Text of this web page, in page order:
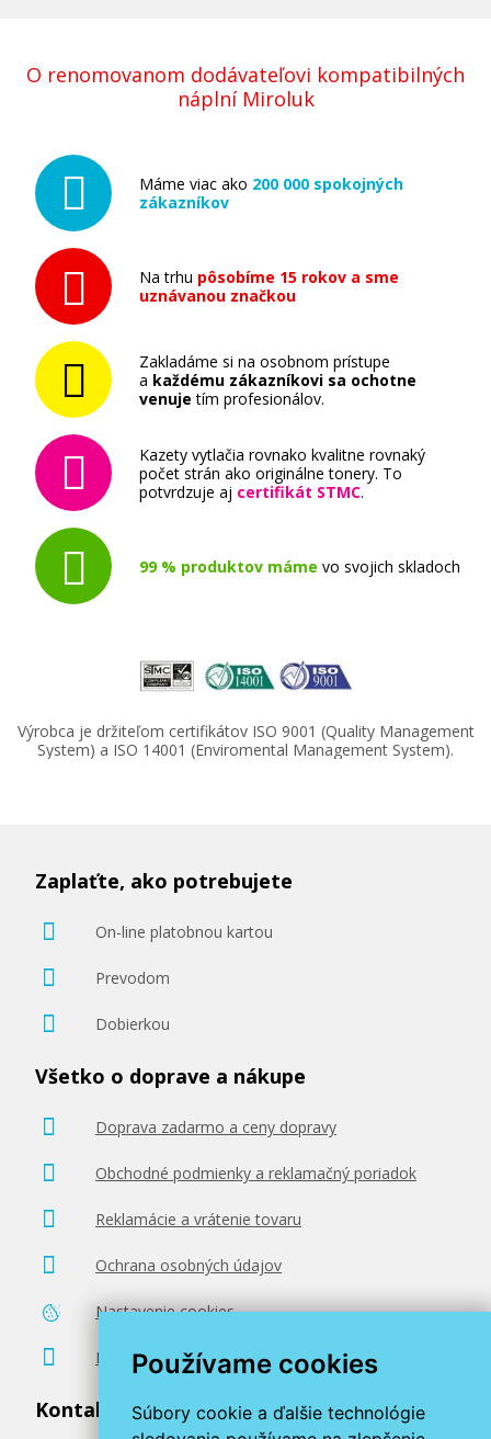
Používame cookies
Súbory cookie a ďalšie technológie
O renomovanom dodávateľovi kompatibilných
náplní Miroluk
Máme viac ako 200 000 spokojných
zákazníkov
Na trhu pôsobíme 15 rokov a sme
uznávanou značkou
Zakladáme si na osobnom prístupe
a každému zákazníkovi sa ochotne
venuje tím profesionálov.
Kazety vytlačia rovnako kvalitne rovnaký
počet strán ako originálne tonery. To
potvrdzuje aj certifikát STMC.
99 % produktov máme vo svojich skladoch
Výrobca je držiteľom certifikátov ISO 9001 (Quality Management
System) a ISO 14001 (Enviromental Management System).
Zaplaťte, ako potrebujete
On-line platobnou kartou
Prevodom
Dobierkou
Všetko o doprave a nákupe
Doprava zadarmo a ceny dopravy
Obchodné podmienky a reklamačný poriadok
Reklamácie a vrátenie tovaru
Ochrana osobných údajov
Nastavenie cookies
Poradenstvo zadarmo
Kontaktujte nás